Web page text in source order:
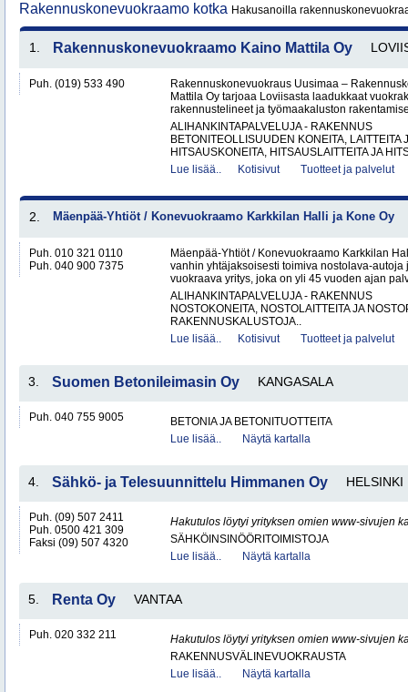
Rakennuskonevuokraamo kotka Hakusanoilla
1. Rakennuskonevuokraamo Kaino Mattila Oy
Puh. (019) 533 490
Rakennuskonevuokraus Uusimaa –
Mattila Oy tarjoaa Loviisasta laadukkaat
rakennustelineet ja työmaakaluston
ALIHANKINTAPALVELUJA - RAKENNUS
BETONITEOLLISUUDEN KONEITA, LAITTEITA
HITSAUSKONEITA, HITSAUSLAITTEITA JA
Lue lisää..
Kotisivut Tuotteet ja palvelut
2. Mäenpää-Yhtiöt / Konevuokraamo Karkkilan Halli ja Kone Oy
Puh. 010 321 0110
Puh. 040 900 7375
Mäenpää-Yhtiöt / Konevuokraamo Karkkilan
vanhin yhtäjaksoisesti toimiva nostolava-autoja
vuokraava yritys, joka on yli 45 vuoden ajan
ALIHANKINTAPALVELUJA - RAKENNUS
NOSTOKONEITA, NOSTOLAITTEITA JA
RAKENNUSKALUSTOJA..
Lue lisää..
Kotisivut Tuotteet ja palvelut
3. Suomen Betonileimasin Oy KANGASALA
Puh. 040 755 9005
BETONIA JA BETONITUOTTEITA
Lue lisää..
Näytä kartalla
4. Sähkö- ja Telesuunnittelu Himmanen Oy HELSINKI
Puh. (09) 507 2411
Puh. 0500 421 309
Faksi (09) 507 4320
Hakutulos löytyi yrityksen omien www-sivujen
SÄHKÖINSINÖÖRITOIMISTOJA
Lue lisää..
Näytä kartalla
5. Renta Oy VANTAA
Puh. 020 332 211
Hakutulos löytyi yrityksen omien www-sivujen
RAKENNUSVÄLINEVUOKRAUSTA
Lue lisää..
Näytä kartalla